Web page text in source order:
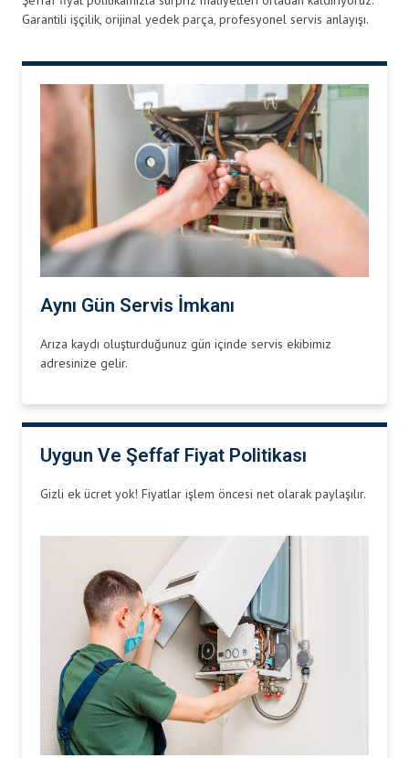
Garantili işçilik, orijinal yedek parça, profesyonel servis anlayışı.
Aynı Gün Servis İmkanı
Arıza kaydı oluşturduğunuz gün içinde servis ekibimiz
adresinize gelir.
Uygun Ve Şeffaf Fiyat Politikası
Gizli ek ücret yok! Fiyatlar işlem öncesi net olarak paylaşılır.